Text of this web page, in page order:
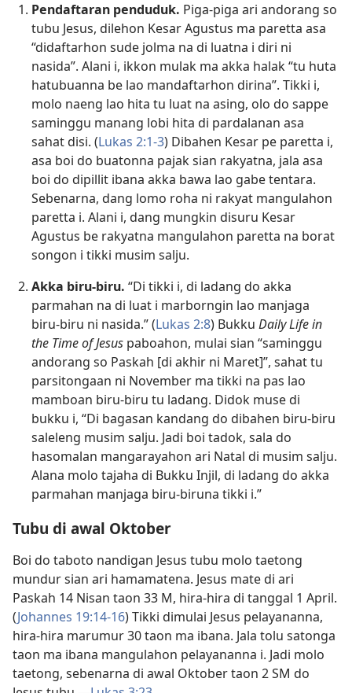
Pendaftaran penduduk. Piga-piga ari andorang so
tubu Jesus, dilehon Kesar Agustus ma paretta asa
“didaftarhon sude jolma na di luatna i diri ni
nasida”. Alani i, ikkon mulak ma akka halak “tu huta
hatubuanna be lao mandaftarhon dirina”. Tikki i,
molo naeng lao hita tu luat na asing, olo do sappe
saminggu manang lobi hita di pardalanan asa
sahat disi. (Lukas 2:1-3) Dibahen Kesar pe paretta i,
asa boi do buatonna pajak sian rakyatna, jala asa
boi do dipillit ibana akka bawa lao gabe tentara.
Sebenarna, dang lomo roha ni rakyat mangulahon
paretta i. Alani i, dang mungkin disuru Kesar
Agustus be rakyatna mangulahon paretta na borat
songon i tikki musim salju.
Akka biru-biru. “Di tikki i, di ladang do akka
parmahan na di luat i marborngin lao manjaga
biru-biru ni nasida.” (Lukas 2:8) Bukku Daily Life in
the Time of Jesus paboahon, mulai sian “saminggu
andorang so Paskah [di akhir ni Maret]”, sahat tu
parsitongaan ni November ma tikki na pas lao
mamboan biru-biru tu ladang. Didok muse di
bukku i, “Di bagasan kandang do dibahen biru-biru
saleleng musim salju. Jadi boi tadok, sala do
hasomalan mangarayahon ari Natal di musim salju.
Alana molo tajaha di Bukku Injil, di ladang do akka
parmahan manjaga biru-biruna tikki i.”
Tubu di awal Oktober
Boi do taboto nandigan Jesus tubu molo taetong
mundur sian ari hamamatena. Jesus mate di ari
Paskah 14 Nisan taon 33 M, hira-hira di tanggal 1 April.
(Johannes 19:14-16) Tikki dimulai Jesus pelayananna,
hira-hira marumur 30 taon ma ibana. Jala tolu satonga
taon ma ibana mangulahon pelayananna i. Jadi molo
taetong, sebenarna di awal Oktober taon 2 SM do